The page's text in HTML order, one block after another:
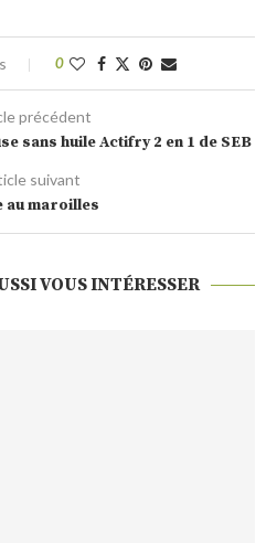
0
précédent
sans huile Actifry 2 en 1 de SEB
suivant
au maroilles
VOUS INTÉRESSER